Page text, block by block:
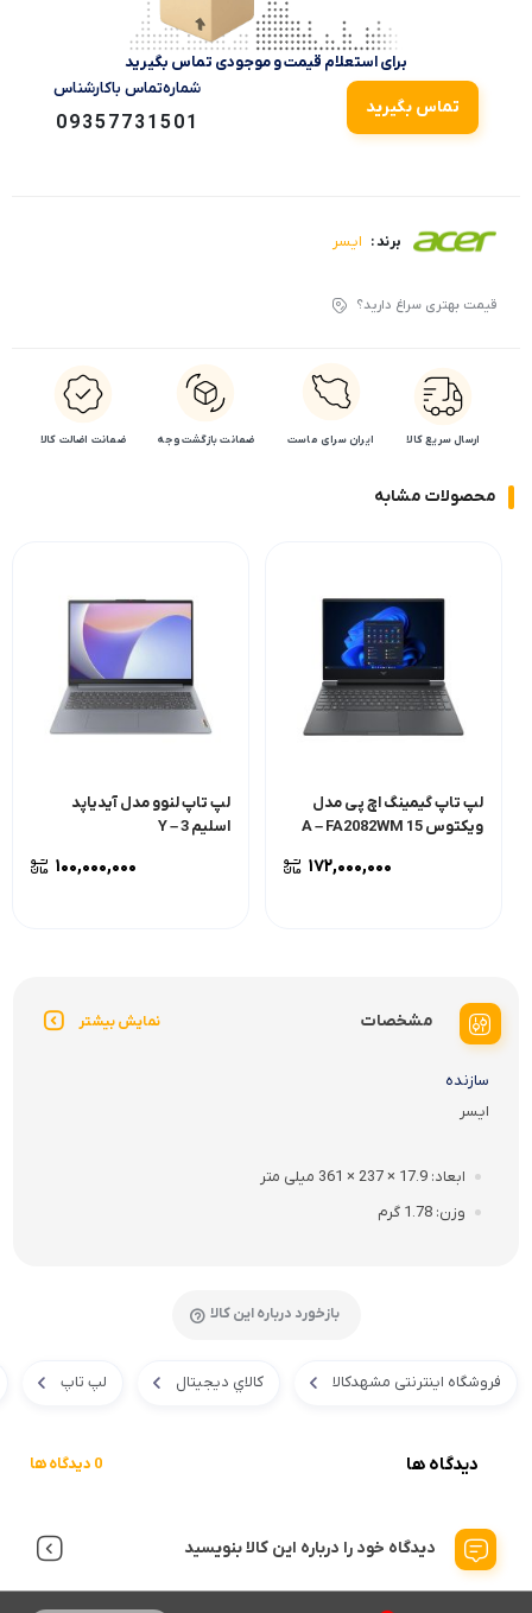
برای استعلام قیمت و موجودی تماس بگیرید
تماس بگیرید
شماره‌تماس‌ با‌کارشناس
09357731501
برند : ایسر
قیمت بهتری سراغ دارید؟
ارسال سریع کالا ایران سرای ماست ضمانت بازگشت وجه ضمانت اضالت کالا
محصولات مشابه
لپ تاپ گیمینگ اچ پی مدل
ویکتوس 15 A – FA2082WM
۱۷۲,۰۰۰,۰۰۰
لپ تاپ لنوو مدل آیدیاپد
اسلیم 3 – Y
۱۰۰,۰۰۰,۰۰۰
مشخصات نمایش بیشتر
سازنده
ایسر
ابعاد 17.9 × 237 × 361 میلی متر
وزن 1.78 گرم
بازخورد درباره این کالا
فروشگاه اینترنتی مشهدکالا کالاي ديجيتال لپ تاپ
دیدگاه ها 0 دیدگاه ها
دیدگاه خود را درباره این کالا بنویسید